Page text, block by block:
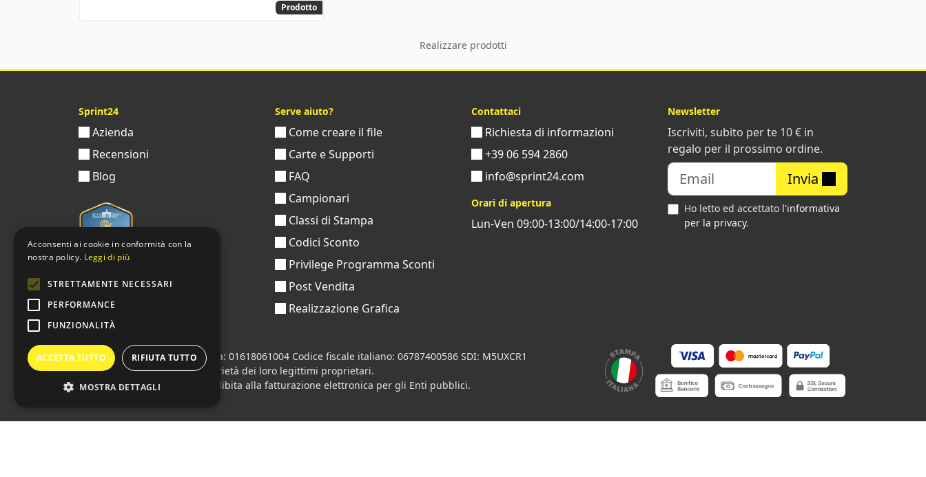
Prodotto
Realizzare prodotti
Sprint24
Azienda
Recensioni
Blog
Serve aiuto?
Come creare il file
Carte e Supporti
FAQ
Campionari
Classi di Stampa
Codici Sconto
Privilege Programma Sconti
Post Vendita
Realizzazione Grafica
Contattaci
Richiesta di informazioni
+39 06 594 2860
info@sprint24.com
Orari di apertura
Lun-Ven 09:00-13:00/14:00-17:00
Newsletter
Iscriviti, subito per te 10 € in
regalo per il prossimo ordine.
Invia
Ho letto ed accettato l'informativa
per la privacy.
Sprint24 srl © 2026 • Partita iva: 01618061004 Codice fiscale italiano: 06787400586 SDI: M5UXCR1
Tutti i loghi citati sono di proprietà dei loro legittimi proprietari.
Azienda presente sul MEPA
adibita alla fatturazione elettronica per gli Enti pubblici.
Acconsenti ai cookie in conformità con la
nostra policy. Leggi di più
STRETTAMENTE NECESSARI
PERFORMANCE
FUNZIONALITÀ
ACCETTA TUTTO RIFIUTA TUTTO
MOSTRA DETTAGLI